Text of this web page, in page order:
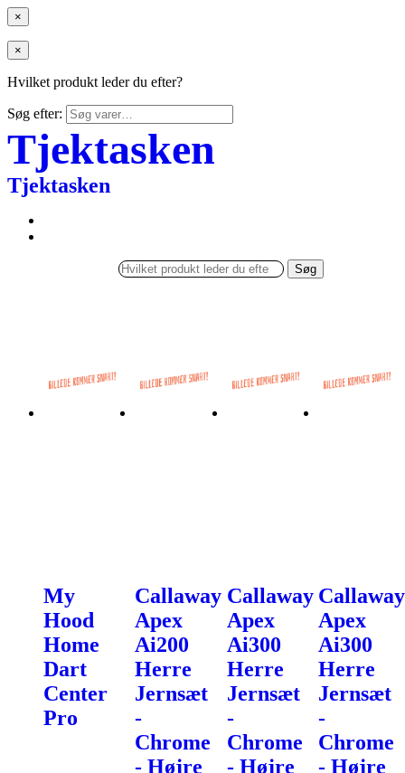
×
×
Hvilket produkt leder du efter?
Søg efter:
Tjektasken
Tjektasken
Søg
My
Hood
Home
Dart
Center
Pro
Callaway
Apex
Ai200
Herre
Jernsæt
-
Chrome
- Højre
Callaway
Apex
Ai300
Herre
Jernsæt
-
Chrome
- Højre
Callaway
Apex
Ai300
Herre
Jernsæt
-
Chrome
- Højre